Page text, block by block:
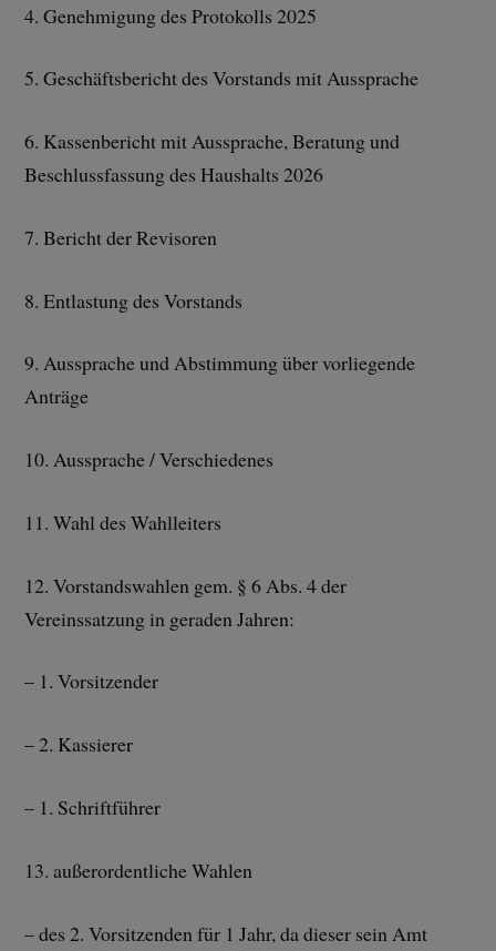
4. Genehmigung des Protokolls 2025
5. Geschäftsbericht des Vorstands mit Aussprache
6. Kassenbericht mit Aussprache, Beratung und
Beschlussfassung des Haushalts 2026
7. Bericht der Revisoren
8. Entlastung des Vorstands
9. Aussprache und Abstimmung über vorliegende
Anträge
10. Aussprache / Verschiedenes
11. Wahl des Wahlleiters
12. Vorstandswahlen gem. § 6 Abs. 4 der
Vereinssatzung in geraden Jahren:
– 1. Vorsitzender
– 2. Kassierer
– 1. Schriftführer
13. außerordentliche Wahlen
– des 2. Vorsitzenden für 1 Jahr, da dieser sein Amt